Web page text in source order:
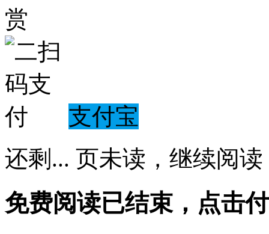
赏
支付宝
还剩 ... 页未读， 继续阅读
免费阅读已结束，点击